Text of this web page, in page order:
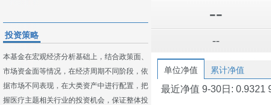
投资策略
本基金在宏观经济分析基础上，结合政策面、
市场资金面等情况，在经济周期不同阶段，依
据市场不同表现，在大类资产中进行配置，把
握医疗主题相关行业的投资机会，保证整体投
--
--
单位净值 累计净值
最近净值 9-30日: 0.9321